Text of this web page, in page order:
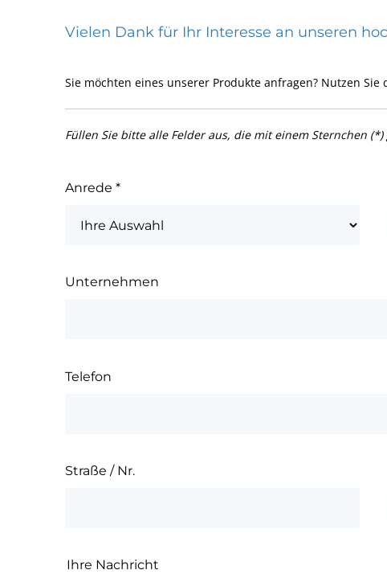
Vielen Dank für Ihr Interesse an unseren
Sie möchten eines unserer Produkte anfragen? Nutzen
Füllen Sie bitte alle Felder aus, die mit einem Sternchen
Anrede *
Unternehmen
Telefon
Straße / Nr.
Ihre Nachricht